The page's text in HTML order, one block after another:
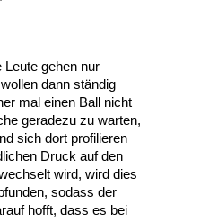
Leute gehen nur
dann ständig
mal einen Ball nicht
geradezu zu warten,
sich dort profilieren
Druck auf den
wird, wird dies
sodass der
hofft, dass es bei